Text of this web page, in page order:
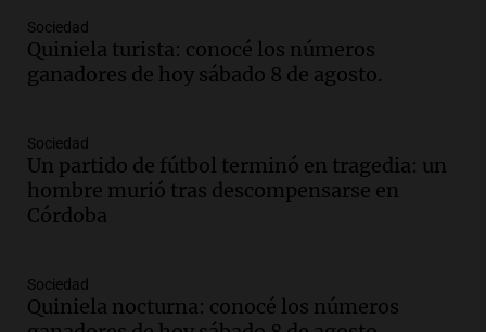
Audio.
Jorge Messi en una entrevista con Rony
Vargas en 2007
Audio.El abuelo de Agostina Vega, tras
las nuevas detenciones: "En esa casa
todos tenían algo que ver"
Audio.
Una nutricionista derribó el mito
del desayuno ideal: qué alimentos
Sociedad
Quiniela turista: conocé los números
ganadores de hoy sábado 8 de agosto.
Sociedad
Un partido de fútbol terminó en tragedia: un
hombre murió tras descompensarse en
Córdoba
Sociedad
Quiniela nocturna: conocé los números